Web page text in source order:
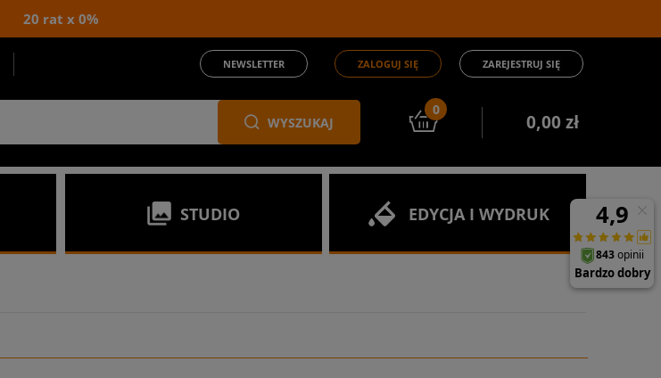
20 rat x 0%
NEWSLETTER ZALOGUJ SIĘ ZAREJESTRUJ SIĘ
WYSZUKAJ
0
0,00 zł
STUDIO EDYCJA I WYDRUK